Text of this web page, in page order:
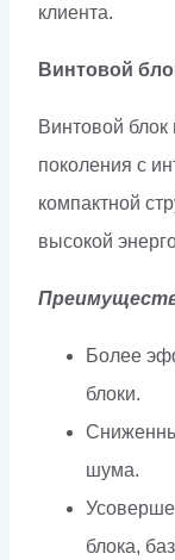
клиента.
Винтовой
Винтовой блок
поколения с
компактной
высокой
Более
блоки.
шума.
блока,